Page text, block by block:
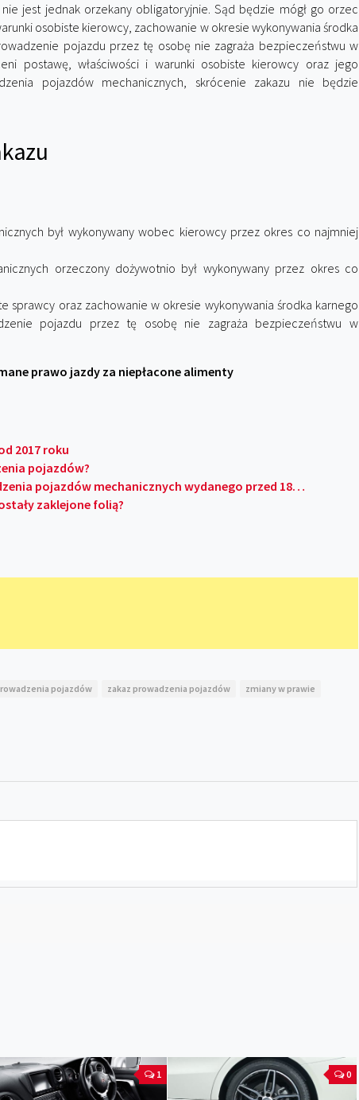
jest jednak orzekany obligatoryjnie. Sąd będzie mógł go orzec
osobiste kierowcy, zachowanie w okresie wykonywania środka
pojazdu przez tę osobę nie zagraża bezpieczeństwu w
postawę, właściwości i warunki osobiste kierowcy oraz jego
pojazdów mechanicznych, skrócenie zakazu nie będzie
był wykonywany wobec kierowcy przez okres co najmniej
orzeczony dożywotnio był wykonywany przez okres co
sprawcy oraz zachowanie w okresie wykonywania środka karnego
pojazdu przez tę osobę nie zagraża bezpieczeństwu w
prawo jazdy za niepłacone alimenty
2017 roku
pojazdów?
pojazdów mechanicznych wydanego przed 18…
zaklejone folią?
pojazdów zakaz prowadzenia pojazdów zmiany w prawie
1 0